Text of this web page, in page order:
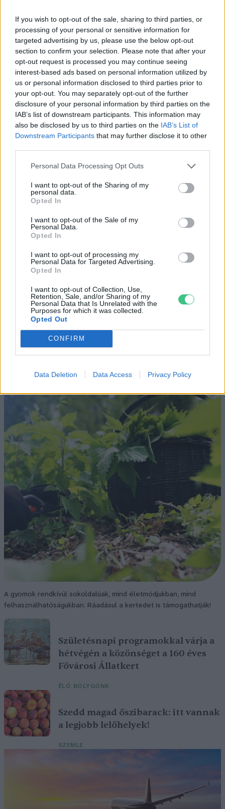
If you wish to opt-out of the sale, sharing to third parties, or
processing of your personal or sensitive information for
targeted advertising by us, please use the below opt-out
section to confirm your selection. Please note that after your
opt-out request is processed you may continue seeing
interest-based ads based on personal information utilized by
us or personal information disclosed to third parties prior to
your opt-out. You may separately opt-out of the further
disclosure of your personal information by third parties on the
IAB’s list of downstream participants. This information may
also be disclosed by us to third parties on the IAB’s List of
Downstream Participants that may further disclose it to other
Personal Data Processing Opt Outs
I want to opt-out of the Sharing of my
personal data.
Opted In
I want to opt-out of the Sale of my
Personal Data.
Opted In
I want to opt-out of processing my
Personal Data for Targeted Advertising.
Opted In
I want to opt-out of Collection, Use,
Retention, Sale, and/or Sharing of my
Personal Data that Is Unrelated with the
Purposes for which it was collected.
Opted Out
CONFIRM
Data Deletion Data Access Privacy Policy
Holnapután
„Mindegy már, hogy milyen
víz, csak víz legyen” |
Greendex 55:58
A
Ehető gazok – Ne irtsd, hanem
főzd meg őket!
A gyomok rendkívül sokoldalúak, mind életmódjukban, mind
felhasználhatóságukban. Ráadásul a kertedet is támogathatják!
Születésnapi programokkal várja a
hétvégén a közönséget a 160 éves
Fővárosi Állatkert
ÉLŐ BOLYGÓNK
Szedd magad őszibarack: itt vannak
a legjobb lelőhelyek!
SZEMLE